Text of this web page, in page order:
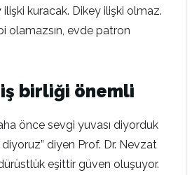
kuracak. Dikey ilişki olmaz.
olamazsın, evde patron
birliği önemli
önce sevgi yuvası diyorduk
diyen Prof. Dr. Nevzat
eşittir güven oluşuyor.